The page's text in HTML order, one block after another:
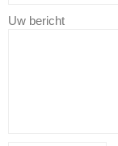
Uw bericht